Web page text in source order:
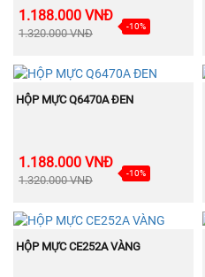
1.188.000 VNĐ
1.320.000 VNĐ
-10%
BÁN
CHẠY
MUA NGAY
HỘP MỰC Q6470A ĐEN
1.188.000 VNĐ
1.320.000 VNĐ
-10%
BÁN
CHẠY
MUA NGAY
HỘP MỰC CE252A VÀNG